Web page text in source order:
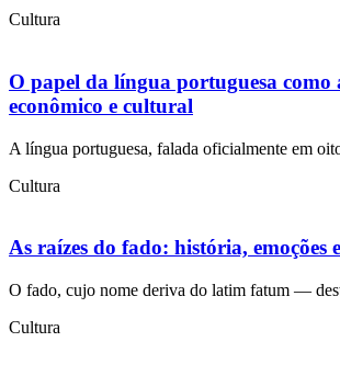
Cultura
O papel da língua portuguesa como
econômico e cultural
A língua portuguesa, falada oficialmente em
Cultura
As raízes do fado: história, emoções
O fado, cujo nome deriva do latim fatum —
Cultura